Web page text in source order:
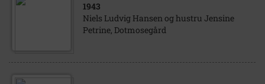
1943
Niels Ludvig Hansen og hustru Jensine
Petrine, Dotmosegård